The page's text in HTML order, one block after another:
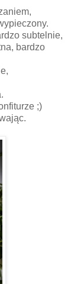
subtelnie,
bardzo
;)